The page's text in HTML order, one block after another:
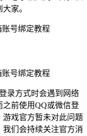
家。
录方式时会遇到网络
前使用QQ或微信登
戏官方暂未对此问题
们会持续关注官方消